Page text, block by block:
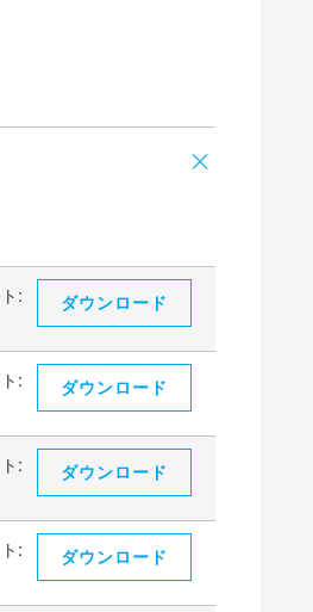
:
ダウンロード
:
ダウンロード
:
ダウンロード
:
ダウンロード